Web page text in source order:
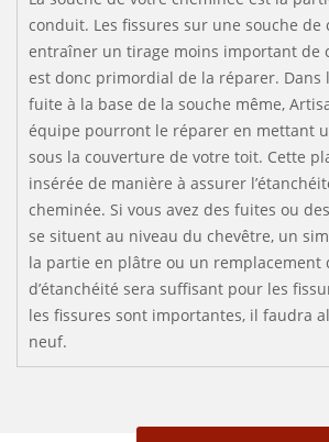
conduit. Les fissures sur une souche
entraîner un tirage moins important de
est donc primordial de la réparer. Dans
fuite à la base de la souche même,
équipe pourront le réparer en mettant
sous la couverture de votre toit. Cette
insérée de manière à assurer
cheminée. Si vous avez des fuites ou
se situent au niveau du chevêtre, un
la partie en plâtre ou un remplacement
d’étanchéité sera suffisant pour les
les fissures sont importantes, il faudra
neuf.